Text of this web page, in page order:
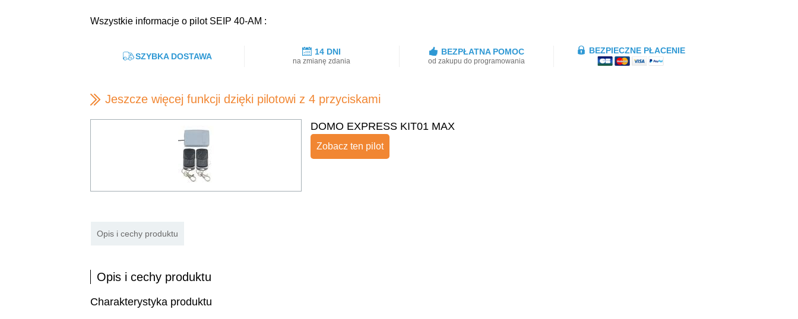
Wszystkie informacje o pilot SEIP 40-AM :
SZYBKA DOSTAWA 14 DNI
na zmianę zdania
BEZPŁATNA POMOC
od zakupu do programowania
BEZPIECZNE PŁACENIE
Jeszcze więcej funkcji dzięki pilotowi z 4 przyciskami
DOMO EXPRESS KIT01 MAX
Zobacz ten pilot
Opis i cechy produktu
Opis i cechy produktu
Charakterystyka produktu